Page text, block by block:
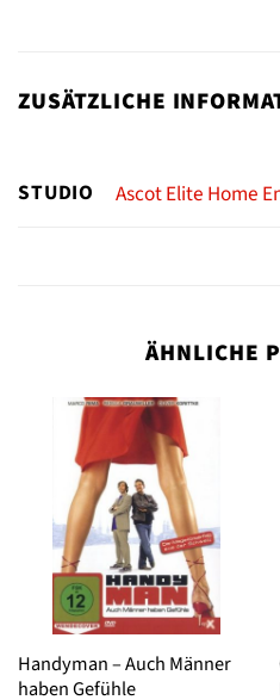
ZUSÄTZLICHE
STUDIO Ascot Elite Home
ÄHNLICHE
Handyman – Auch Männer
haben Gefühle